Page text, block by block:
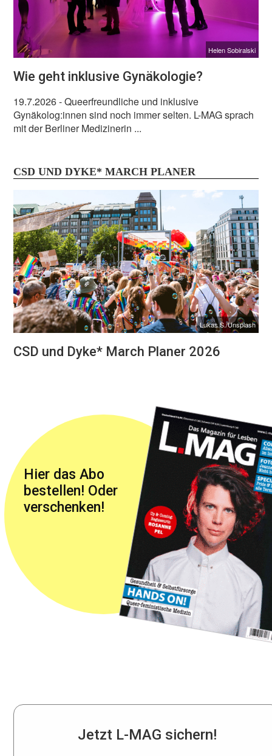
Helen Sobiralski
Wie geht inklusive Gynäkologie?
19.7.2026- Queerfreundliche und inklusive
Gynäkolog:innen sind noch immer selten. L-MAG sprach
mit der Berliner Medizinerin ...
CSD UND DYKE* MARCH PLANER
Lukas S./Unsplash
CSD und Dyke* March Planer 2026
Hier das Abo
bestellen! Oder
verschenken!
Jetzt L-MAG sichern!